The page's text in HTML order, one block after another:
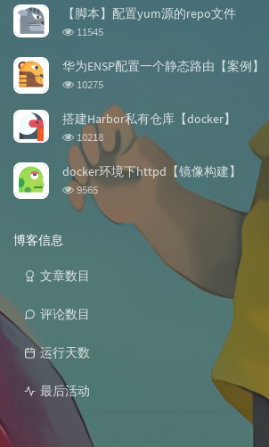
次
数:
【脚本】配置yum源的repo文件
浏
次
数:
11545
华为ENSP配置一个静态路由【案例】
浏
次
数:
10275
搭建Harbor私有仓库【docker】
浏
览
次
数:
10218
docker环境下httpd【镜像构建】
浏
9565
博客信息
文章数目
评论数目
运行天数
最后活动